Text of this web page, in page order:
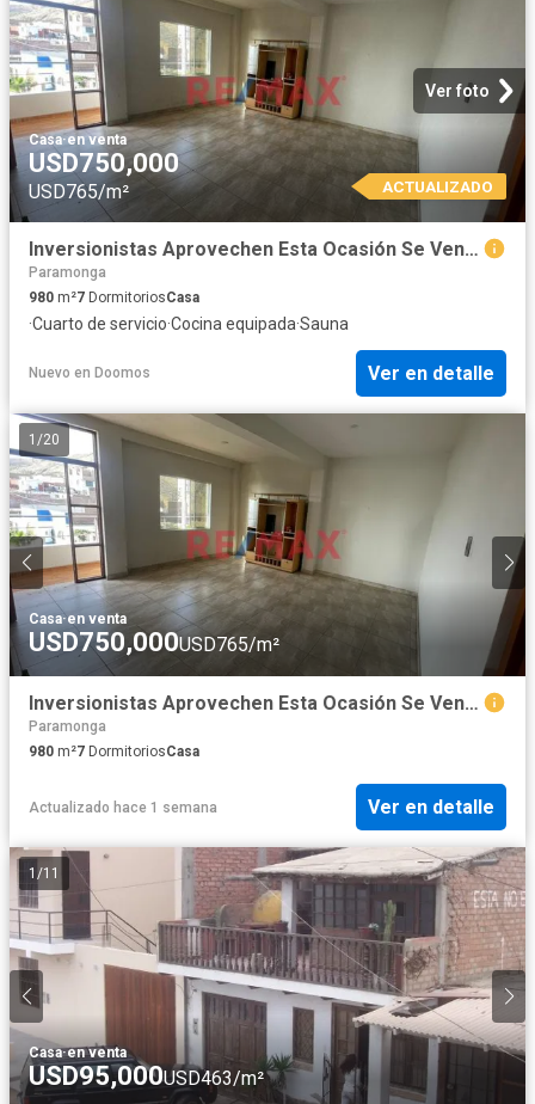
Ver foto
Casa·en venta
USD750,000
USD765/m² ACTUALIZADO
Inversionistas Aprovechen Esta Ocasión Se Vende Casa Hotel Miraflores
Paramonga
980 m²7 DormitoriosCasa
·Cuarto de servicio·Cocina equipada·Sauna
Nuevo en Doomos Ver en detalle
1 /20
Casa·en venta
USD750,000USD765/m²
Inversionistas Aprovechen Esta Ocasión Se Vende Casa Hotel Miraflores
Paramonga
980 m²7 DormitoriosCasa
Actualizado hace 1 semana Ver en detalle
1 /11
Casa·en venta
USD95,000USD463/m²